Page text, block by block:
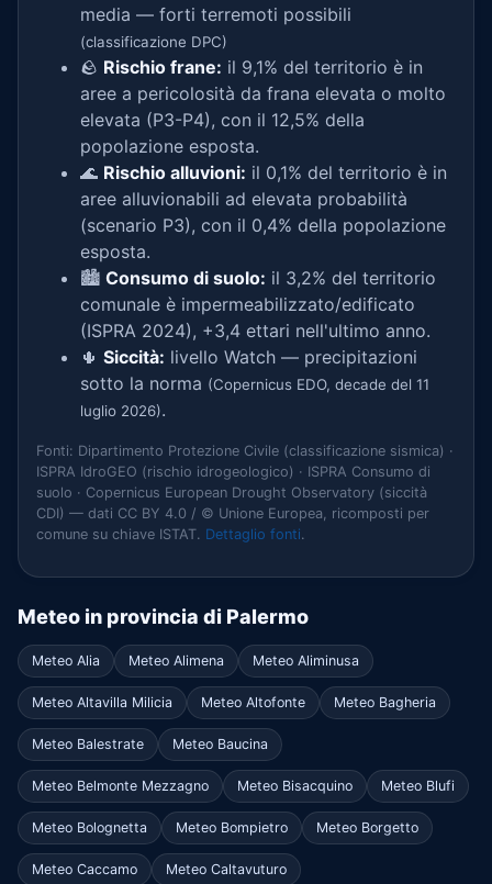
media — forti terremoti possibili
(classificazione DPC)
🪨 Rischio frane: il 9,1% del territorio è in
aree a pericolosità da frana elevata o molto
elevata (P3-P4), con il 12,5% della
popolazione esposta.
🌊 Rischio alluvioni: il 0,1% del territorio è in
aree alluvionabili ad elevata probabilità
(scenario P3), con il 0,4% della popolazione
esposta.
🏙️ Consumo di suolo: il 3,2% del territorio
comunale è impermeabilizzato/edificato
(ISPRA 2024), +3,4 ettari nell'ultimo anno.
🌵 Siccità: livello Watch — precipitazioni
sotto la norma (Copernicus EDO, decade del 11
luglio 2026).
Fonti: Dipartimento Protezione Civile (classificazione sismica) ·
ISPRA IdroGEO (rischio idrogeologico) · ISPRA Consumo di
suolo · Copernicus European Drought Observatory (siccità
CDI) — dati CC BY 4.0 / © Unione Europea, ricomposti per
comune su chiave ISTAT. Dettaglio fonti.
Meteo in provincia di Palermo
Meteo Alia Meteo Alimena Meteo Aliminusa
Meteo Altavilla Milicia Meteo Altofonte Meteo Bagheria
Meteo Balestrate Meteo Baucina
Meteo Belmonte Mezzagno Meteo Bisacquino Meteo Blufi
Meteo Bolognetta Meteo Bompietro Meteo Borgetto
Meteo Caccamo Meteo Caltavuturo